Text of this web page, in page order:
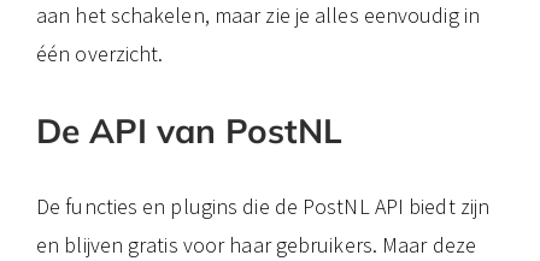
aan het schakelen, maar zie je alles eenvoudig in
één overzicht.
De API van PostNL
De functies en plugins die de PostNL API biedt zijn
en blijven gratis voor haar gebruikers. Maar deze